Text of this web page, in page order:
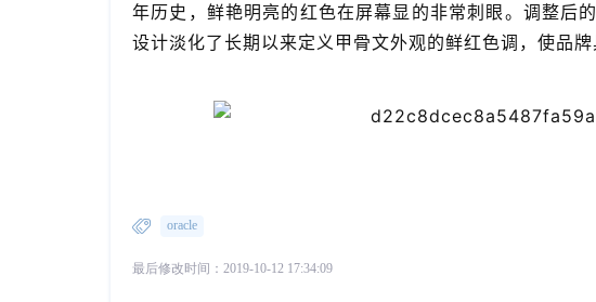
年历史，鲜艳明亮的红色在屏幕显的非常刺眼。调整后
设计淡化了长期以来定义甲骨文外观的鲜红色调，使品
oracle
最后修改时间：2019-10-12 17:34:09